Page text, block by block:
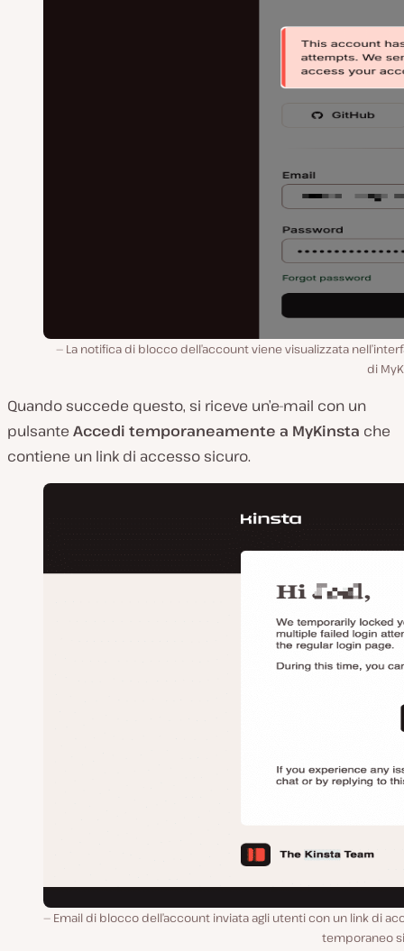
La notifica di blocco dell’account viene visualizzata
di
Quando succede questo, si riceve un’e-mail con un
pulsante Accedi temporaneamente a MyKinsta che
contiene un link di accesso sicuro.
Email di blocco dell’account inviata agli utenti con un link di
temporaneo